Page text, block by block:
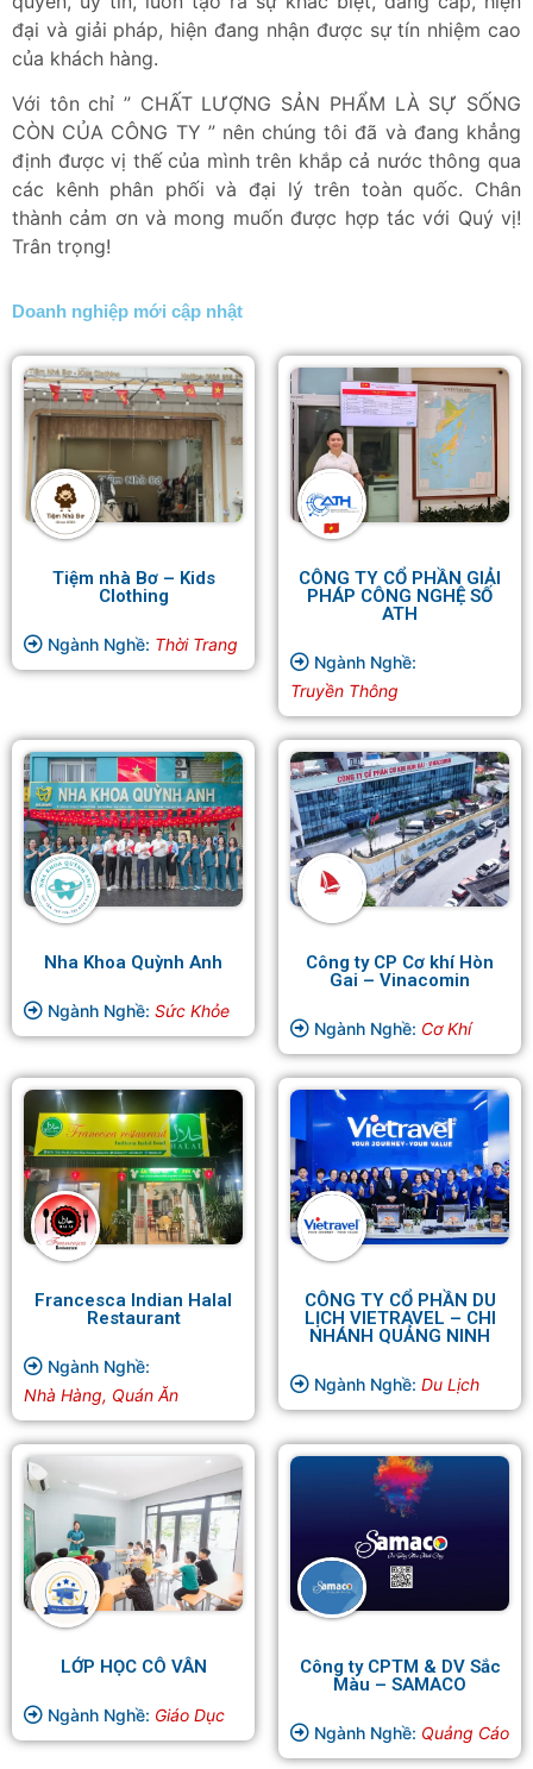
đại và giải pháp, hiện đang nhận được sự tín nhiệm cao
của khách hàng.
Với tôn chỉ ” CHẤT LƯỢNG SẢN PHẨM LÀ SỰ SỐNG
CÒN CỦA CÔNG TY ” nên chúng tôi đã và đang khẳng
định được vị thế của mình trên khắp cả nước thông qua
các kênh phân phối và đại lý trên toàn quốc. Chân
thành cảm ơn và mong muốn được hợp tác với Quý vị!
Trân trọng!
Doanh nghiệp mới cập nhật
Tiệm nhà Bơ – Kids
Clothing
Ngành Nghề: Thời Trang
CÔNG TY CỔ PHẦN GIẢI
PHÁP CÔNG NGHỆ SỐ
ATH
Ngành Nghề:
Truyền Thông
Nha Khoa Quỳnh Anh
Ngành Nghề: Sức Khỏe
Công ty CP Cơ khí Hòn
Gai – Vinacomin
Ngành Nghề: Cơ Khí
Francesca Indian Halal
Restaurant
Ngành Nghề:
Nhà Hàng, Quán Ăn
CÔNG TY CỔ PHẦN DU
LỊCH VIETRAVEL – CHI
NHÁNH QUẢNG NINH
Ngành Nghề: Du Lịch
LỚP HỌC CÔ VÂN
Ngành Nghề: Giáo Dục
Công ty CPTM & DV Sắc
Màu – SAMACO
Ngành Nghề: Quảng Cáo